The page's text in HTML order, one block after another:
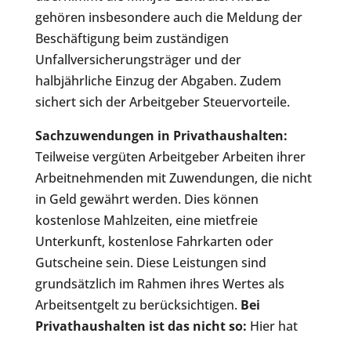
gehören insbesondere auch die Meldung der
Beschäftigung beim zuständigen
Unfallversicherungsträger und der
halbjährliche Einzug der Abgaben. Zudem
sichert sich der Arbeitgeber Steuervorteile.
Sachzuwendungen in Privathaushalten:
Teilweise vergüten Arbeitgeber Arbeiten ihrer
Arbeitnehmenden mit Zuwendungen, die nicht
in Geld gewährt werden. Dies können
kostenlose Mahlzeiten, eine mietfreie
Unterkunft, kostenlose Fahrkarten oder
Gutscheine sein. Diese Leistungen sind
grundsätzlich im Rahmen ihres Wertes als
Arbeitsentgelt zu berücksichtigen. Bei
Privathaushalten ist das nicht so: Hier hat